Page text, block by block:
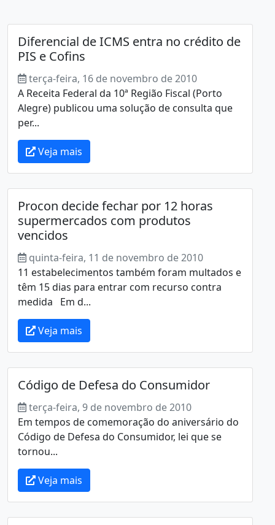
Diferencial de ICMS entra no crédito de
PIS e Cofins
terça-feira, 16 de novembro de 2010
A Receita Federal da 10ª Região Fiscal (Porto
Alegre) publicou uma solução de consulta que
per...
Veja mais
Procon decide fechar por 12 horas
supermercados com produtos
vencidos
quinta-feira, 11 de novembro de 2010
11 estabelecimentos também foram multados e
têm 15 dias para entrar com recurso contra
medida Em d...
Veja mais
Código de Defesa do Consumidor
terça-feira, 9 de novembro de 2010
Em tempos de comemoração do aniversário do
Código de Defesa do Consumidor, lei que se
tornou...
Veja mais